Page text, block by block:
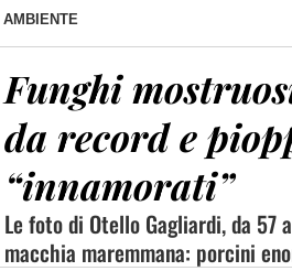
AMBIENTE
Funghi
da record e
“innamorati”
Le foto di Otello Gagliardi, da 57
macchia maremmana: porcini